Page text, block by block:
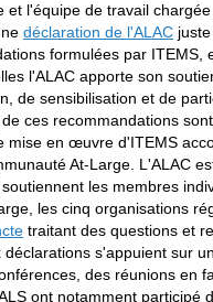
l'équipe de travail
déclaration de l'ALAC
formulées par
l'ALAC apporte son
de sensibilisation et de
ces recommandations
mise en œuvre d'ITEMS
At-Large. L'ALAC
les membres
les cinq organisations
traitant des questions et
s'appuient sur
des réunions en
ont notamment participé